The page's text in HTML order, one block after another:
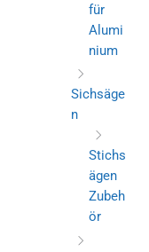
für
Alumi
nium
Sichsäge
n
Stichs
ägen
Zubeh
ör